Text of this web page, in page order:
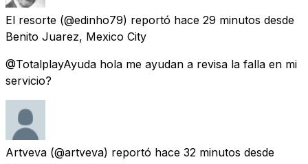
El resorte (@edinho79) reportó hace 29 minutos desde
Benito Juarez, Mexico City
@TotalplayAyuda hola me ayudan a revisa la falla en mi
servicio?
Artveva (@artveva) reportó hace 32 minutos desde